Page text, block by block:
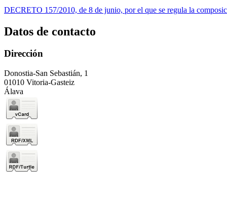
DECRETO 157/2010, de 8 de junio, por el que se regula la
Datos de contacto
Dirección
Donostia-San Sebastián, 1
01010 Vitoria-Gasteiz
Álava